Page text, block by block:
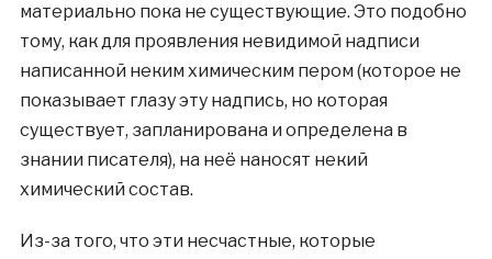
материально пока не существующие. Это подобно
тому, как для проявления невидимой надписи
написанной неким химическим пером (которое не
показывает глазу эту надпись, но которая
существует, запланирована и определена в
знании писателя), на неё наносят некий
химический состав.
Из-за того, что эти несчастные, которые